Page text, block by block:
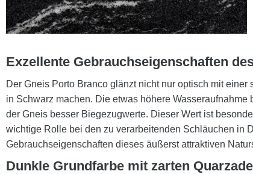
Exzellente Gebrauchseigenschaften
Der Gneis Porto Branco glänzt nicht nur optisch mit
in Schwarz machen. Die etwas höhere
der Gneis besser Biegezugwerte. Dieser Wert ist
wichtige Rolle bei den zu verarbeitenden Schläuchen in
Gebrauchseigenschaften dieses äußerst attraktiven
Dunkle Grundfarbe mit zarten